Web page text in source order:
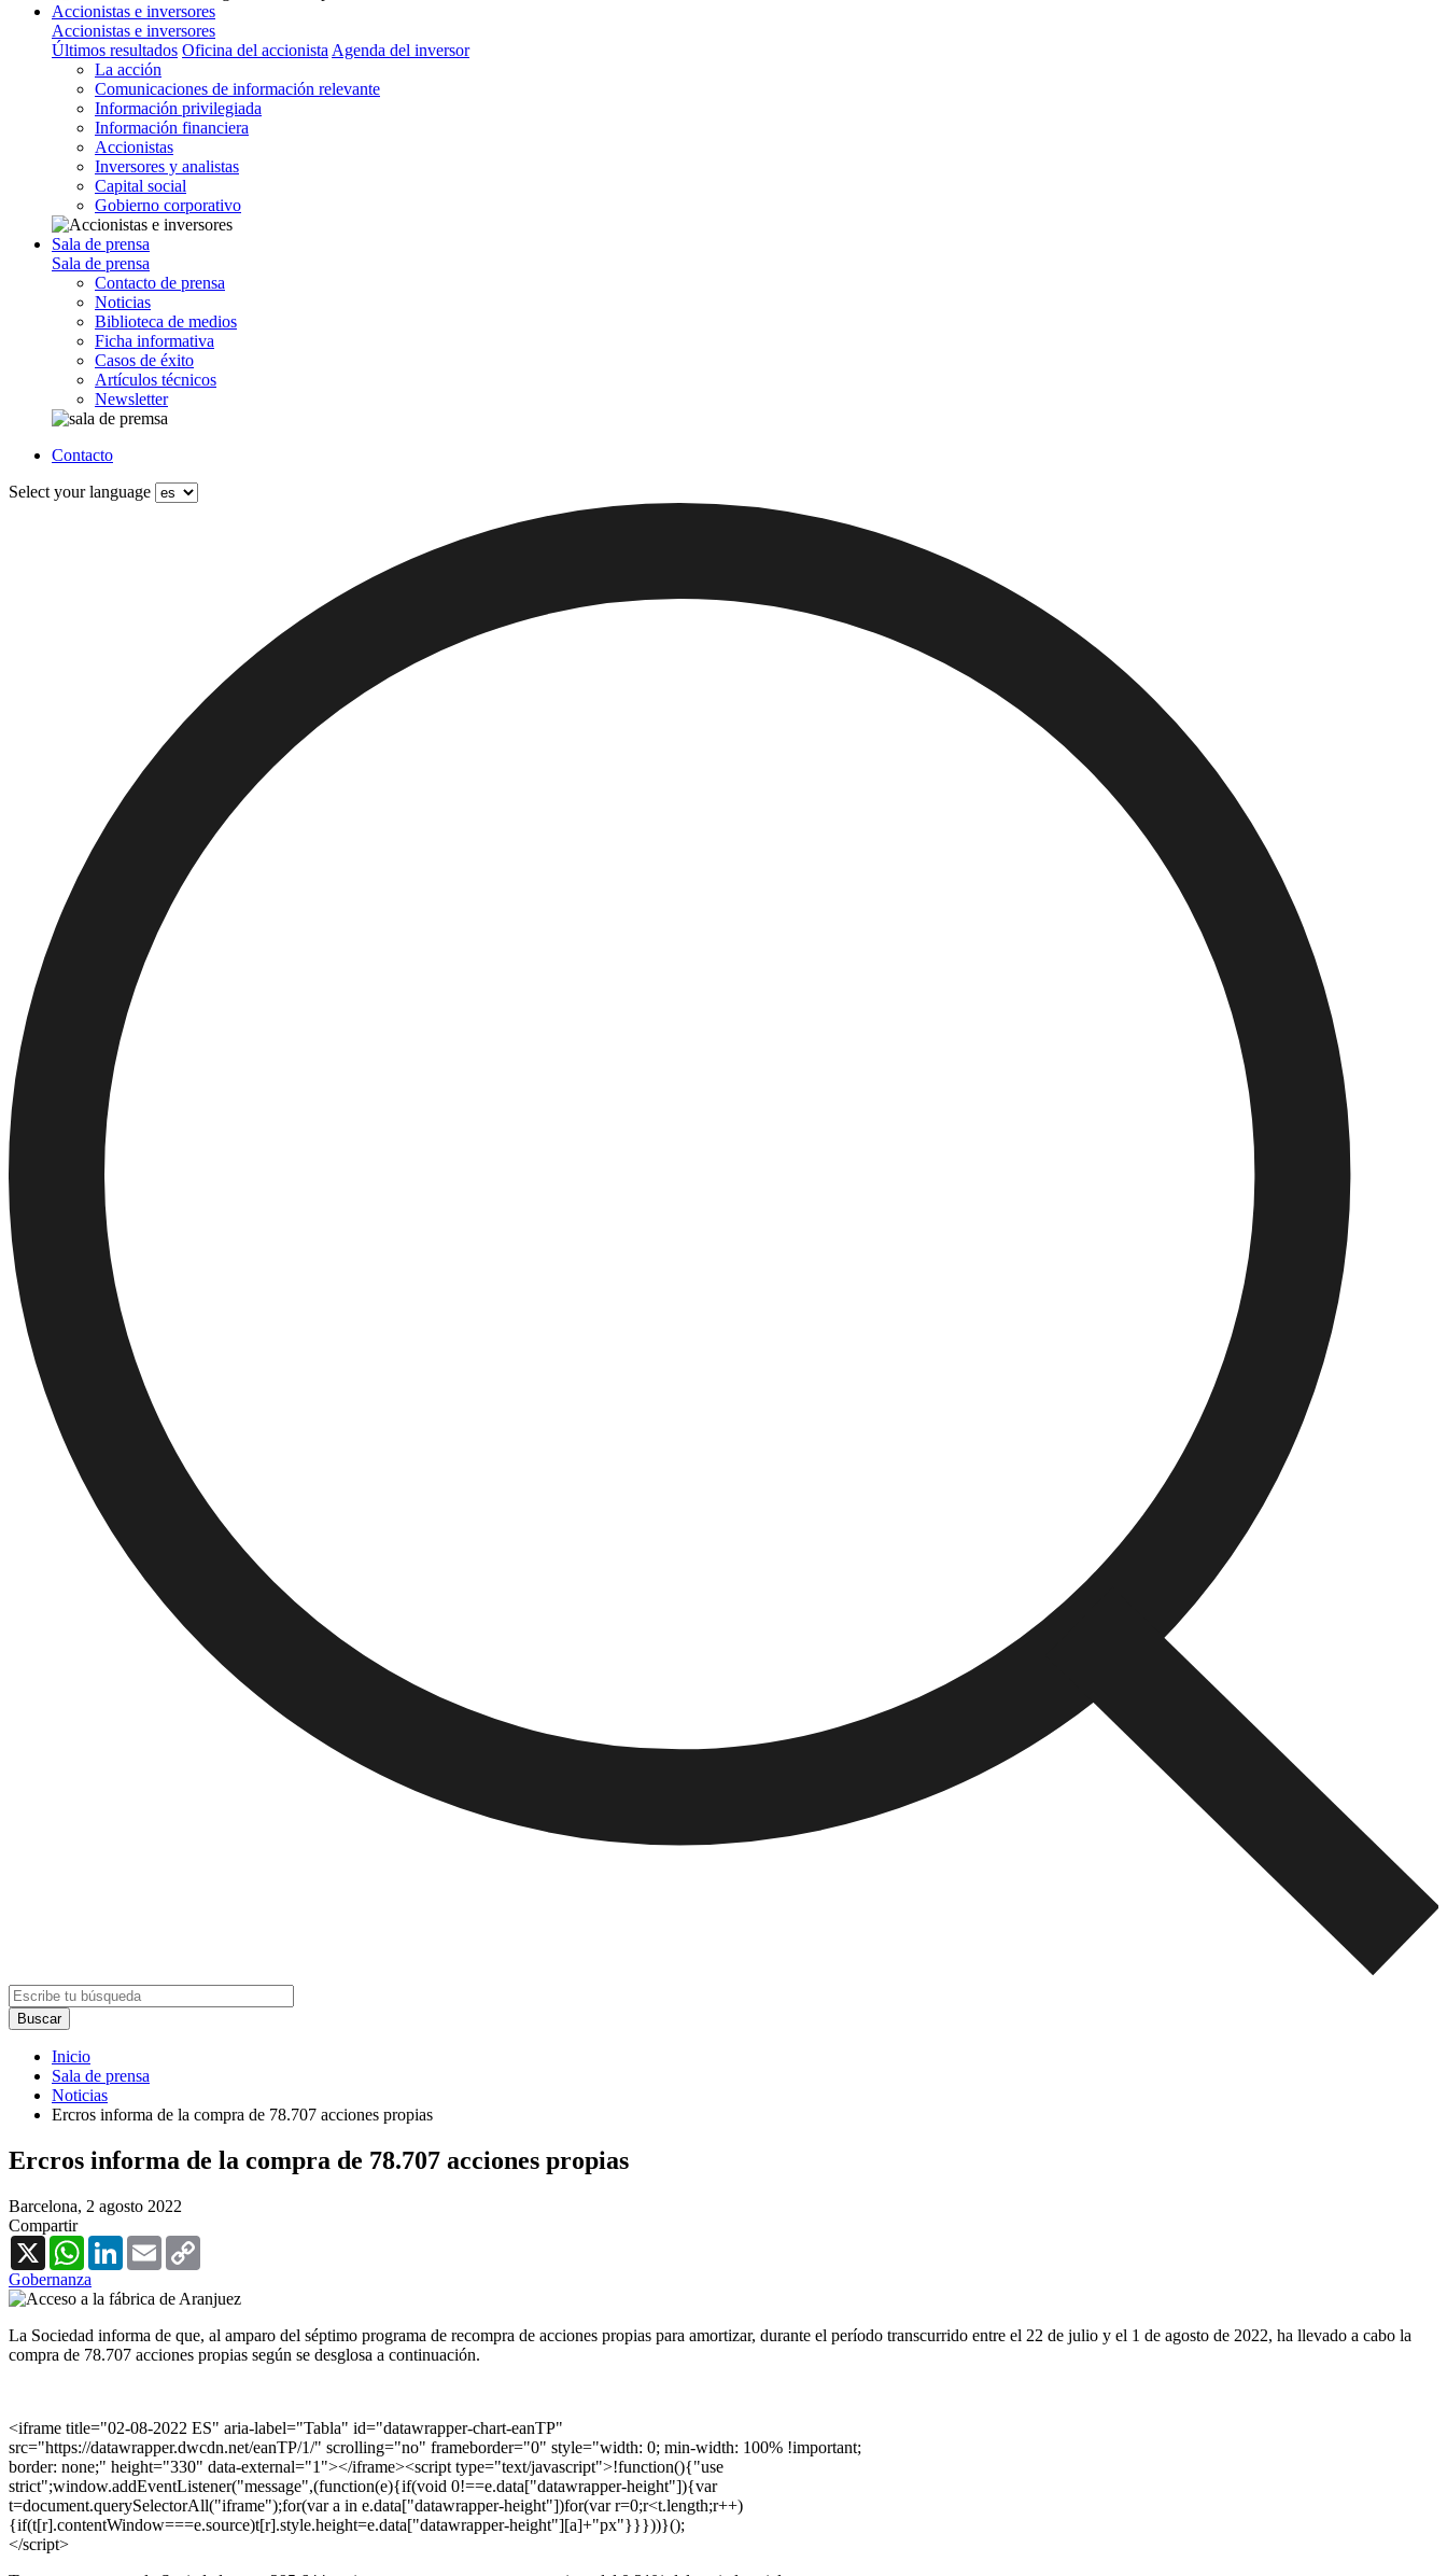
Accionistas e inversores
Accionistas e inversores
Últimos resultados Oficina del accionista Agenda del inversor
La acción
Comunicaciones de información relevante
Información privilegiada
Información financiera
Accionistas
Inversores y analistas
Capital social
Gobierno corporativo
Sala de prensa
Sala de prensa
Contacto de prensa
Noticias
Biblioteca de medios
Ficha informativa
Casos de éxito
Artículos técnicos
Newsletter
Contacto
Select your language
Inicio
Sala de prensa
Noticias
Ercros informa de la compra de 78.707 acciones propias
Ercros informa de la compra de 78.707 acciones propias
Barcelona, 2 agosto 2022
Compartir
X
WhatsAppLinkedInEmail
Gobernanza
La Sociedad informa de que, al amparo del séptimo programa de recompra de acciones propias para amortizar, durante el período transcurrido entre el 22 de julio y el 1 de agosto de 2022, ha llevado a cabo la
compra de 78.707 acciones propias según se desglosa a continuación.
<iframe title="02-08-2022 ES" aria-label="Tabla" id="datawrapper-chart-eanTP"
src="https://datawrapper.dwcdn.net/eanTP/1/" scrolling="no" frameborder="0" style="width: 0; min-width: 100% !important;
border: none;" height="330" data-external="1"></iframe><script type="text/javascript">!function(){"use
strict";window.addEventListener("message",(function(e){if(void 0!==e.data["datawrapper-height"]){var
t=document.querySelectorAll("iframe");for(var a in e.data["datawrapper-height"])for(var r=0;r<t.length;r++)
{if(t[r].contentWindow===e.source)t[r].style.height=e.data["datawrapper-height"][a]+"px"}}}))}();
</script>